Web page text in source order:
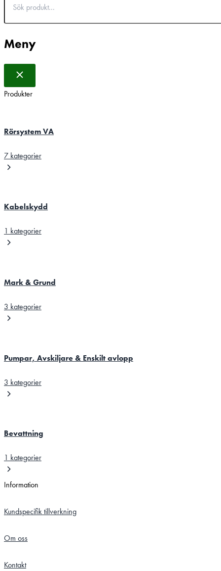
Meny
Produkter
Rörsystem VA
7 kategorier
Kabelskydd
1 kategorier
Mark & Grund
3 kategorier
Pumpar, Avskiljare & Enskilt avlopp
3 kategorier
Bevattning
1 kategorier
Information
Kundspecifik tillverkning
Om oss
Kontakt